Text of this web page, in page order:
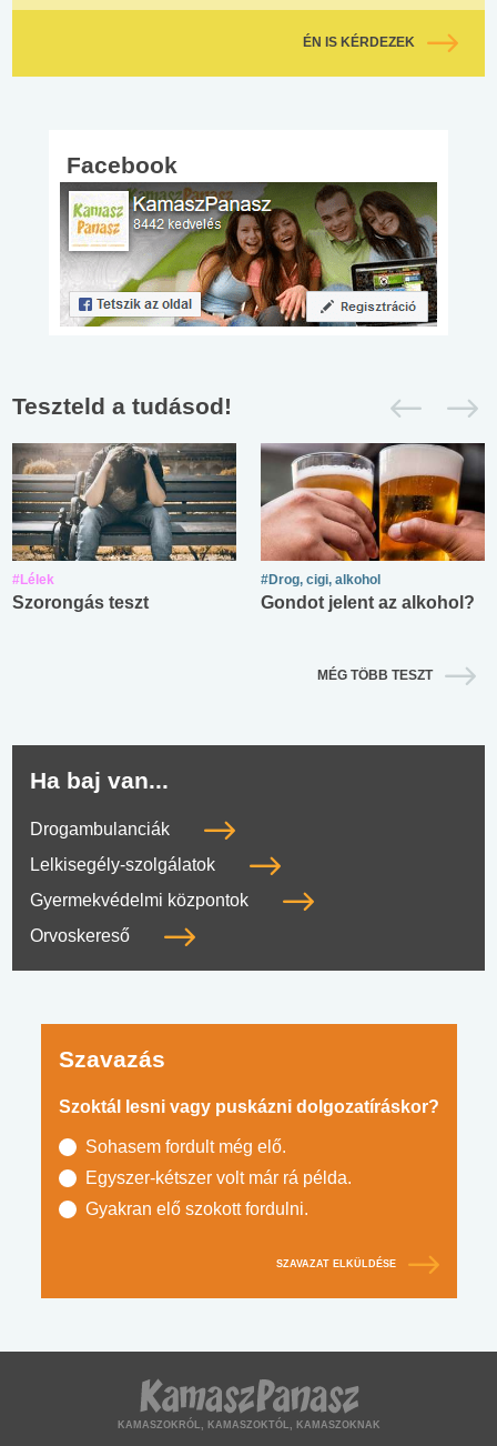
ÉN IS KÉRDEZEK
Facebook
Teszteld a tudásod!
#Lélek
Szorongás teszt
#Drog, cigi, alkohol
Gondot jelent az alkohol?
MÉG TÖBB TESZT
Ha baj van...
Drogambulanciák
Lelkisegély-szolgálatok
Gyermekvédelmi központok
Orvoskereső
Szavazás
Szoktál lesni vagy puskázni dolgozatíráskor?
Sohasem fordult még elő.
Egyszer-kétszer volt már rá példa.
Gyakran elő szokott fordulni.
SZAVAZAT ELKÜLDÉSE
KAMASZOKRÓL, KAMASZOKTÓL, KAMASZOKNAK